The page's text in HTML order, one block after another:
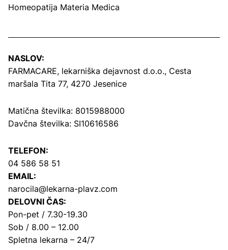
Homeopatija Materia Medica
NASLOV:
FARMACARE, lekarniška dejavnost d.o.o., Cesta
maršala Tita 77, 4270 Jesenice
Matična številka: 8015988000
Davčna številka: SI10616586
TELEFON:
04 586 58 51
EMAIL:
narocila@lekarna-plavz.com
DELOVNI ČAS:
Pon-pet / 7.30-19.30
Sob / 8.00 – 12.00
Spletna lekarna – 24/7